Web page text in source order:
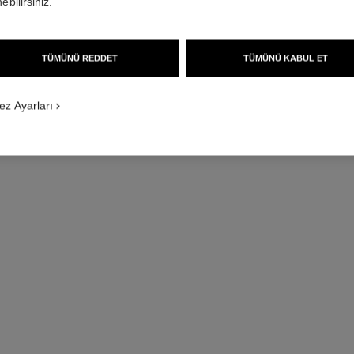
görün
Ref. J60909
TÜMÜNÜ REDDET TÜMÜNÜ KABUL ET
Ayarları